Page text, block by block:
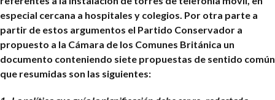
especial cercana a hospitales y colegios. Por otra parte a
partir de estos argumentos el Partido Conservador a
propuesto a la Cámara de los Comunes Británica un
documento conteniendo siete propuestas de sentido común
que resumidas son las siguientes: